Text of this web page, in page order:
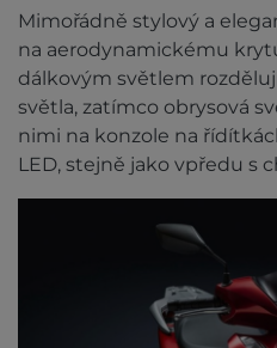
Mimořádně stylový a
na aerodynamickému
dálkovým světlem
světla, zatímco obrysová
nimi na konzole na
LED, stejně jako vpředu s